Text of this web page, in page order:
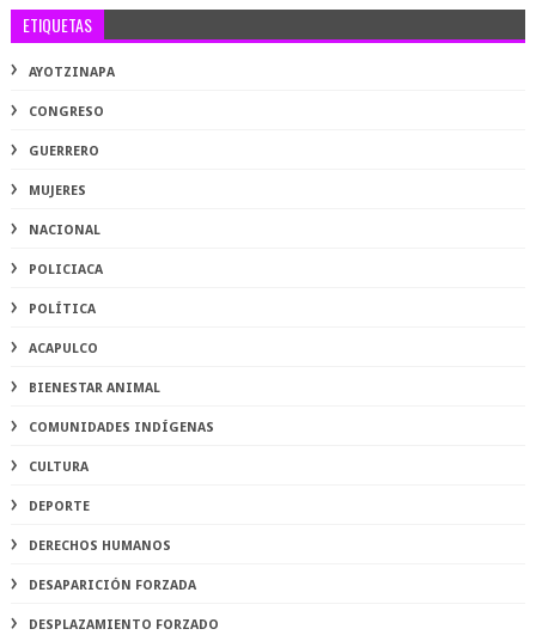
ETIQUETAS
AYOTZINAPA
CONGRESO
GUERRERO
MUJERES
NACIONAL
POLICIACA
POLÍTICA
ACAPULCO
BIENESTAR ANIMAL
COMUNIDADES INDÍGENAS
CULTURA
DEPORTE
DERECHOS HUMANOS
DESAPARICIÓN FORZADA
DESPLAZAMIENTO FORZADO